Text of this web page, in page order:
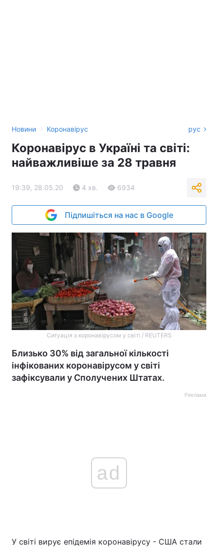
Новини › Коронавірус рус
Коронавірус в Україні та світі:
найважливіше за 28 травня
19:39, 28.05.20 4 хв. 6934
Підпишіться на нас в Google
Ситуація з коронавірусом у світі / REUTERS
Близько 30% від загальної кількості
інфікованих коронавірусом у світі
зафіксували у Сполучених Штатах.
Реклама
ad
У світі вирує епідемія коронавірусу - США стали